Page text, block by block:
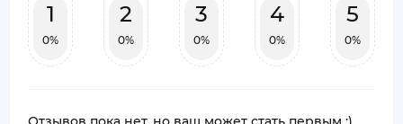
1
0%
2
0%
3
0%
4
0%
5
0%